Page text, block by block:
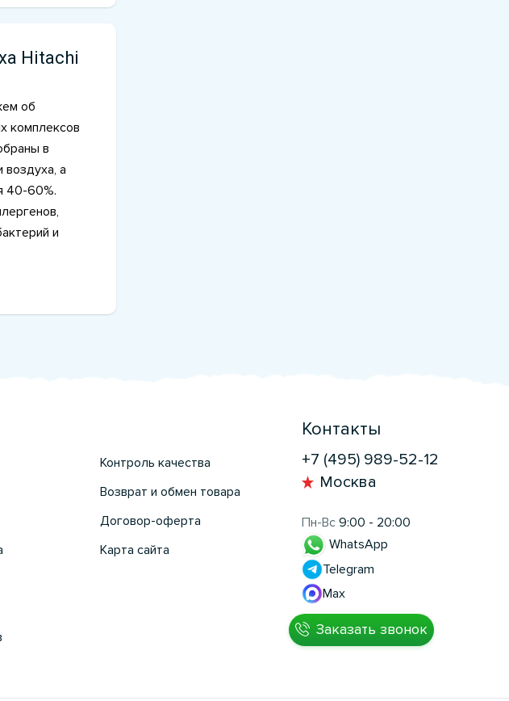
Hitachi
об
комплексов
в
воздуха, а
40-60%.
и
Контроль качества
Возврат и обмен товара
Договор-оферта
Карта сайта
Контакты
+7 (495) 989-52-12
Москва
Пн-Вс 9:00 - 20:00
WhatsApp
Telegram
Max
Заказать звонок